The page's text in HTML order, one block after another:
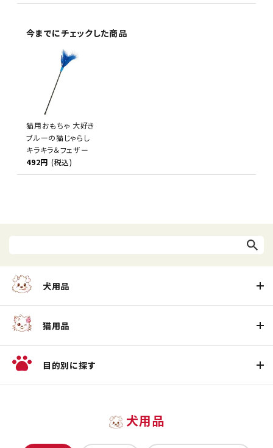
今までにチェックした商品
猫用おもちゃ 大好き
ブルーの猫じゃらし
キラキラ＆フェザー
492円 (税込)
犬用品
猫用品
目的別に探す
犬用品